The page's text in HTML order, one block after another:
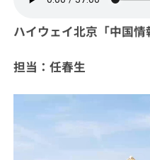
ハイウェイ北京「中国情
担当：任春生